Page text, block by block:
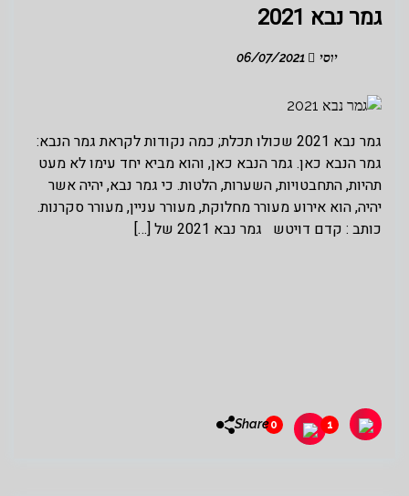
גמר נבא 2021
יוסי
גמר נבא 2021 שכולו תכלת; כמה נקודות לקראת גמר הנבא:
גמר הנבא כאן. גמר הנבא כאן, והוא מביא יחד עימו לא מעט
תהיות, התחבטויות, השערות, הלטות. כי גמר נבא, יהיה אשר
יהיה, הוא אירוע מעורר מחלוקת, מעורר עניין, מעורר סקרנות.
כותב : קדם דויטש גמר נבא 2021 של […]
1
0
Share